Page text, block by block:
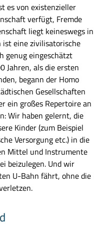
es von existenzieller
verfügt, Fremde
liegt keineswegs in
ist eine zivilisatorische
genug eingeschätzt
Jahren, als die ersten
begann der Homo
Gesellschaften
ein großes Repertoire an
Wir haben gelernt, die
Kinder (zum Beispiel
Versorgung etc.) in die
Mittel und Instrumente
beizulegen. Und wir
U-Bahn fährt, ohne die